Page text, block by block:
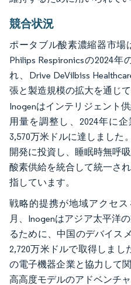
競合状況
ポータブル酸素濃縮器市場
Philips Respironicsの2024
れ、Drive DeVilbiss
張と製造規模の拡大を通じ
Inogenはインテリジェント
用量を調整し、2024年に
3,570万米ドルに達しました
開発に投資し、睡眠時無呼
酸素供給を統合して統一さ
指しています。
戦略的提携が地域アクセ
月、Inogenはアジア太平洋
るために、中国のデバイス
2,720万米ドルで取得しまし
の電子機器企業と協力して
高高度モデルのアドベンチ